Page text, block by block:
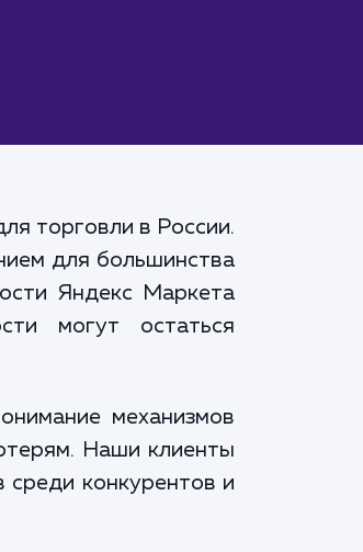
торговли в России.
для большинства
Яндекс Маркета
могут остаться
механизмов
Наши клиенты
среди конкурентов и